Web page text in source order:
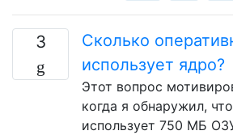
3
Сколько
использует ядро?
Этот вопрос
когда я обнаружил,
использует 750 МБ